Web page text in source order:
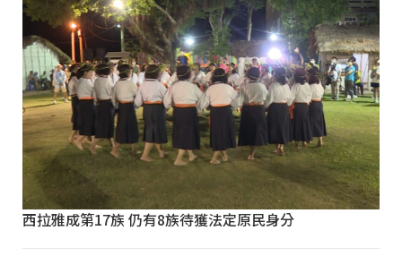
西拉雅成第17族 仍有8族待獲法定原民身分